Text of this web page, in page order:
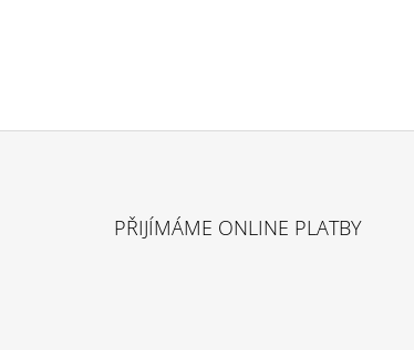
PŘIJÍMÁME ONLINE PLATBY